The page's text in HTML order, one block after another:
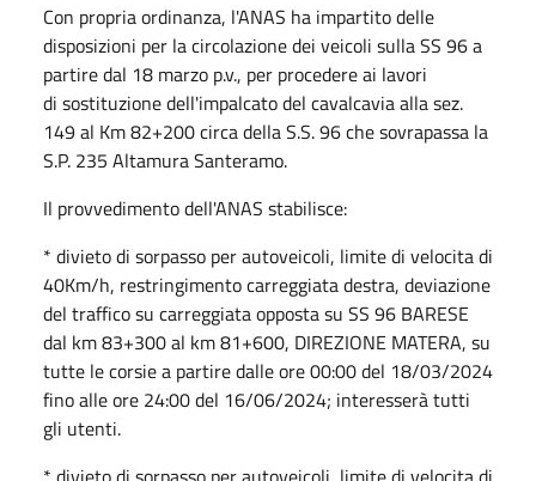
Con propria ordinanza, l'ANAS ha impartito delle
disposizioni per la circolazione dei veicoli sulla SS 96 a
partire dal 18 marzo p.v., per procedere ai lavori
di sostituzione dell'impalcato del cavalcavia alla sez.
149 al Km 82+200 circa della S.S. 96 che sovrapassa la
S.P. 235 Altamura Santeramo.
Il provvedimento dell'ANAS stabilisce:
* divieto di sorpasso per autoveicoli, limite di velocita di
40Km/h, restringimento carreggiata destra, deviazione
del traffico su carreggiata opposta su SS 96 BARESE
dal km 83+300 al km 81+600, DIREZIONE MATERA, su
tutte le corsie a partire dalle ore 00:00 del 18/03/2024
fino alle ore 24:00 del 16/06/2024; interesserà tutti
gli utenti.